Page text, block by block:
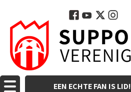
EEN ECHTE FAN IS LID!